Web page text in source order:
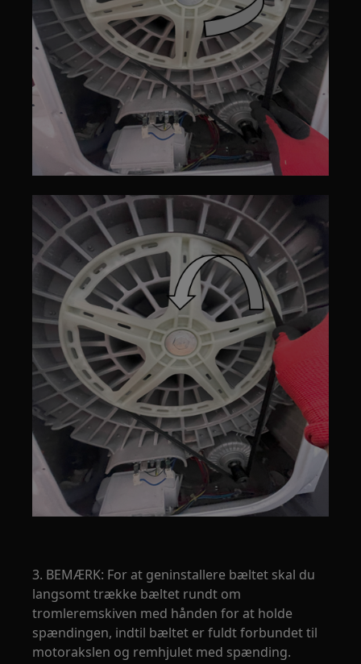
3. BEMÆRK: For at geninstallere bæltet skal du
langsomt trække bæltet rundt om
tromleremskiven med hånden for at holde
spændingen, indtil bæltet er fuldt forbundet til
motorakslen og remhjulet med spænding.